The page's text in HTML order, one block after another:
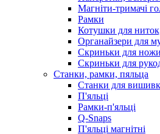
Магніти-тримачі
Рамки
Котушки для
Органайзери для
Скриньки для
Скриньки для
Станки, рамки, пяльца
Станки для
П'яльці
Рамки-п'яльці
Q-Snaps
П'яльці магнітні